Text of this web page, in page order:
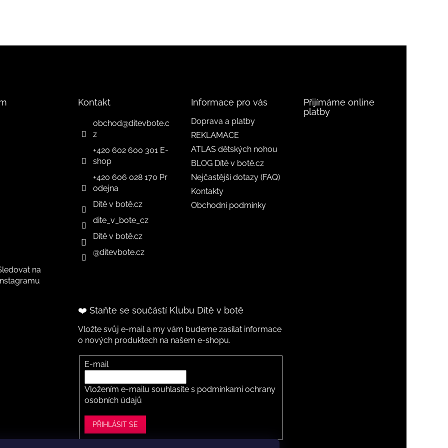
na
Instagramu
Kontakt
obchod@ditevbote.c
z
+420 602 600 301 E-
shop
+420 606 028 170 Pr
odejna
Dítě v botě.cz
dite_v_bote_cz
Dítě v botě.cz
@ditevbote.cz
Informace pro vás
Doprava a platby
REKLAMACE
ATLAS dětských nohou
BLOG Dítě v botě.cz
Nejčastější dotazy (FAQ)
Kontakty
Obchodní podmínky
Přijímáme online
platby
❤️ Staňte se součástí Klubu Dítě v botě
Vložte svůj e-mail a my vám budeme zasílat informace
o nových produktech na našem e-shopu.
E-mail
Vložením e-mailu souhlasíte s podmínkami ochrany
osobních údajů
PŘIHLÁSIT SE